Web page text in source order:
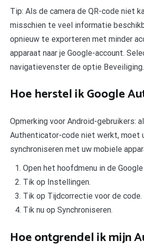
Tip: Als de camera de QR-code niet
misschien te veel informatie
opnieuw te exporteren met minder
apparaat naar je Google-account.
navigatievenster de optie Beveiliging.
Hoe herstel ik Google
Opmerking voor Android-gebruikers:
Authenticator-code niet werkt, moet
synchroniseren met uw mobiele
Open het hoofdmenu in de
Tik op Instellingen.
Tik op Tijdcorrectie voor de code.
Tik nu op Synchroniseren.
Hoe ontgrendel ik mijn